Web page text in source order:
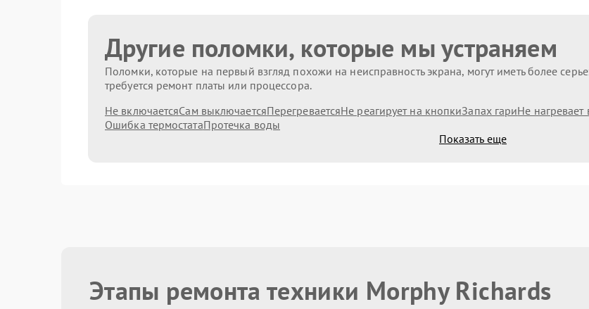
Другие поломки, которые мы устраняем
Поломки, которые на первый взгляд похожи на неисправность экрана, могут иметь более
требуется ремонт платы или процессора.
Не включаетсяСам выключаетсяПерегреваетсяНе реагирует на кнопкиЗапах гариНе нагревает
Ошибка термостатаПротечка воды
Показать еще
Этапы ремонта техники Morphy Richards